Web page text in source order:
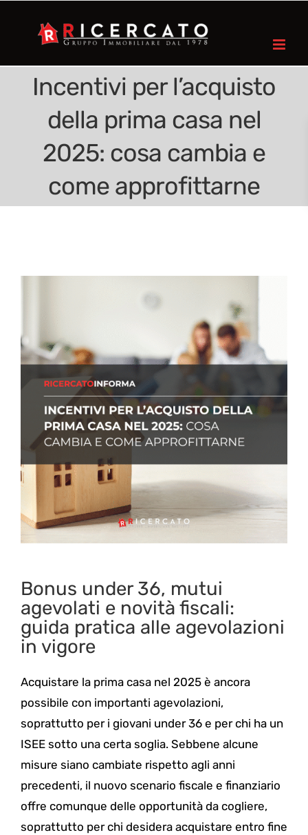
Incentivi per l’acquisto
della prima casa nel
2025: cosa cambia e
come approfittarne
Bonus under 36, mutui
agevolati e novità fiscali:
guida pratica alle agevolazioni
in vigore
Acquistare la prima casa nel 2025 è ancora
possibile con importanti agevolazioni,
soprattutto per i giovani under 36 e per chi ha un
ISEE sotto una certa soglia. Sebbene alcune
misure siano cambiate rispetto agli anni
precedenti, il nuovo scenario fiscale e finanziario
offre comunque delle opportunità da cogliere,
soprattutto per chi desidera acquistare entro fine